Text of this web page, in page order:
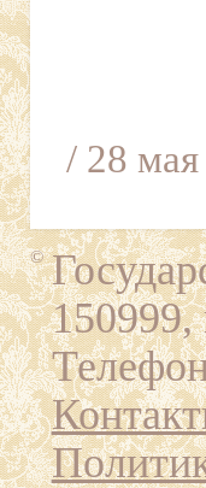
/ 28 мая
©
150999,